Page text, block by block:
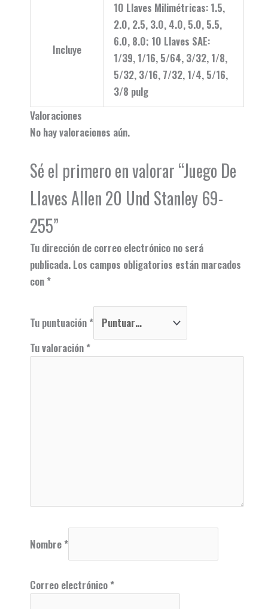
Incluye
10 Llaves Milimétricas: 1.5,
2.0, 2.5, 3.0, 4.0, 5.0, 5.5,
6.0, 8.0; 10 Llaves SAE:
1/39, 1/16, 5/64, 3/32, 1/8,
5/32, 3/16, 7/32, 1/4, 5/16,
3/8 pulg
Valoraciones
No hay valoraciones aún.
Sé el primero en valorar “Juego De
Llaves Allen 20 Und Stanley 69-
255”
Tu dirección de correo electrónico no será
publicada. Los campos obligatorios están marcados
con *
Tu puntuación *
Tu valoración *
Nombre *
Correo electrónico *